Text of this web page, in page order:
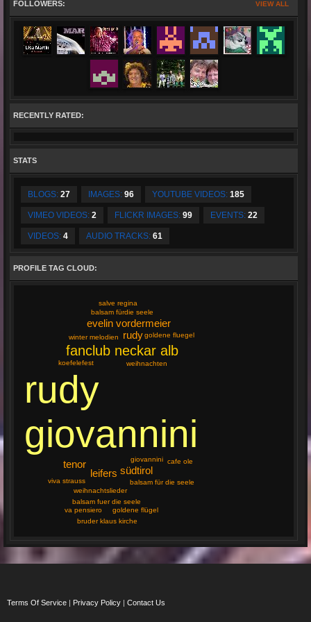
ways, making sure the audience
a part of the performance. Boredom will have no chance when you attend a
Rudy Giovannini concert.
VIEW ALL
FOLLOWERS:
RECENTLY RATED:
STATS
BLOGS: 27 IMAGES: 96 YOUTUBE VIDEOS: 185
VIMEO VIDEOS: 2 FLICKR IMAGES: 99 EVENTS: 22
VIDEOS: 4 AUDIO TRACKS: 61
PROFILE TAG CLOUD:
rudy
giovannini
fanclub neckar alb
südtirol
tenor
leifers
rudy
evelin vordermeier
weihnachtslieder
koefelefest
giovannini
viva strauss
winter melodien
weihnachten
balsam fuer die seele
balsam für die seele
balsam fürdie seele
salve regina
va pensiero
cafe ole
goldene flügel
goldene fluegel
bruder klaus kirche
Terms Of Service Privacy Policy Contact Us